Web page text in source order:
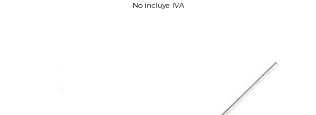
No incluye IVA